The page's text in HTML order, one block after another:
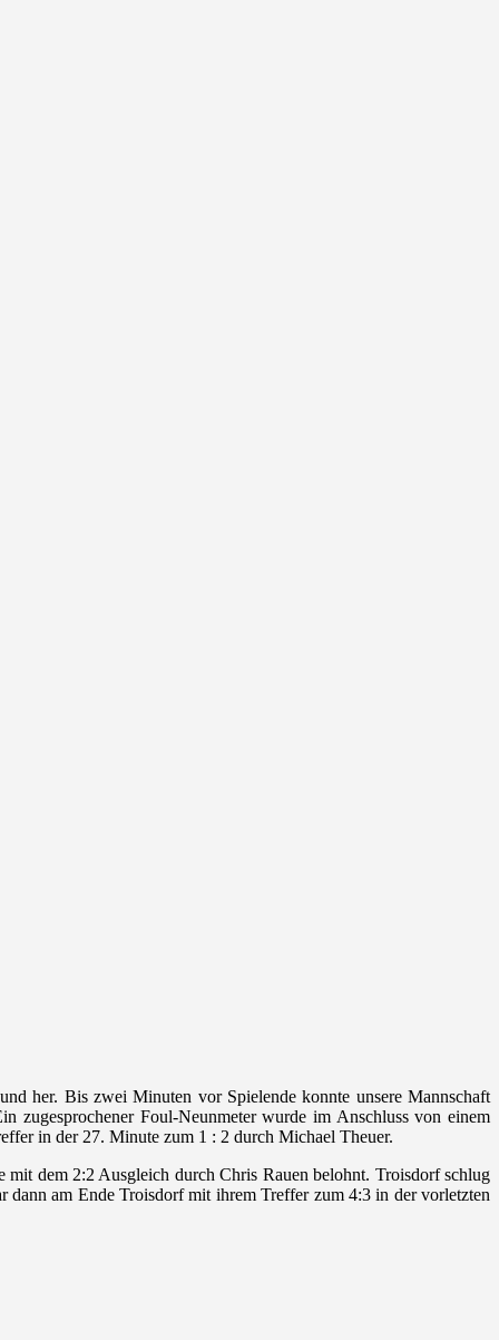
her. Bis zwei Minuten vor Spielende konnte unsere Mannschaft
Foul-Neunmeter wurde im Anschluss von einem
in der 27. Minute zum 1 : 2 durch Michael Theuer.
dem 2:2 Ausgleich durch Chris Rauen belohnt. Troisdorf schlug
am Ende Troisdorf mit ihrem Treffer zum 4:3 in der vorletzten